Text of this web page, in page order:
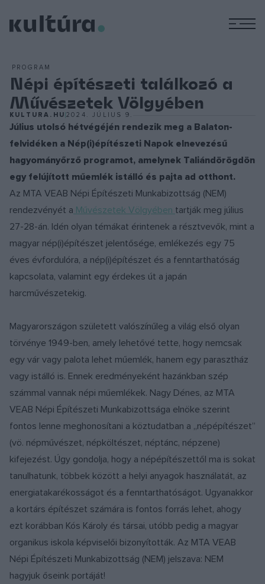
PROGRAM
Népi építészeti találkozó a
Művészetek Völgyében
KULTURA.HU 2024. JÚLIUS 9.
Július utolsó hétvégéjén rendezik meg a Balaton-
felvidéken a Nép(i)építészeti Napok elnevezésű
hagyományőrző programot, amelynek Taliándörögdön
egy felújított műemlék istálló és pajta ad otthont.
Az MTA VEAB Népi Építészeti Munkabizottság (NEM)
rendezvényét a Művészetek Völgyében tartják meg július
27-28-án. Idén olyan témákat érintenek a résztvevők, mint a
magyar nép(i)építészet jelentősége, emlékezés egy 75
éves évfordulóra, a nép(i)építészet és a fenntarthatóság
kapcsolata, valamint egy érdekes út a japán
harcművészetekig.
Magyarországon született valószínűleg a világ első olyan
törvénye 1949-ben, amely lehetővé tette, hogy nemcsak
egy vár vagy palota lehet műemlék, hanem egy parasztház
vagy istálló is. Ennek eredményeként hazánkban szép
számmal vannak népi műemlékek. Nagy Dénes, az MTA
VEAB Népi Építészeti Munkabizottsága elnöke szerint
fontos lenne meghonosítani a köztudatban a „népépítészet”
(vö. népművészet, népköltészet, néptánc, népzene)
kifejezést. Úgy gondolja, hogy a népépítészettől ma is sokat
tanulhatunk, többek között a helyi anyagok használatát, az
energiatakarékosságot és a fenntarthatóságot. Ugyanakkor
a kortárs építészet számára is fontos forrás lehet, ahogy
ezt korábban Kós Károly és társai, utóbb pedig a magyar
organikus iskola képviselői bizonyították. Az MTA VEAB
Népi Építészeti Munkabizottság (NEM) jelszava: NEM
hagyjuk őseink portáját!